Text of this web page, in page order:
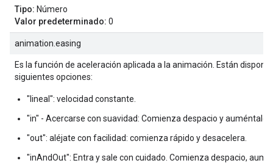
Tipo: Número
Valor predeterminado: 0
animation.easing
Es la función de aceleración aplicada a la animación. Están
siguientes opciones:
"lineal": velocidad constante.
"in" - Acercarse con suavidad: Comienza despacio y auméntalo.
"out": aléjate con facilidad: comienza rápido y desacelera.
"inAndOut": Entra y sale con cuidado. Comienza despacio,